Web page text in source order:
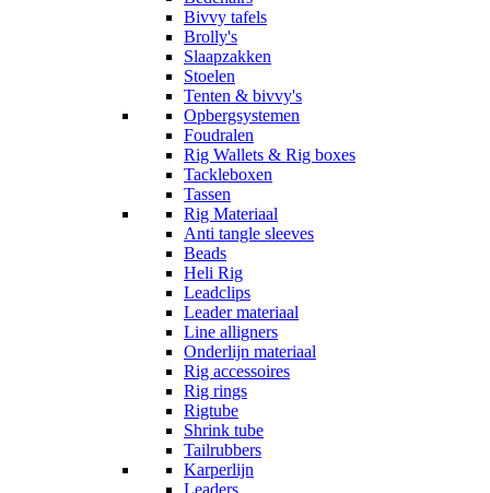
Bivvy tafels
Brolly's
Slaapzakken
Stoelen
Tenten & bivvy's
Opbergsystemen
Foudralen
Rig Wallets & Rig boxes
Tackleboxen
Tassen
Rig Materiaal
Anti tangle sleeves
Beads
Heli Rig
Leadclips
Leader materiaal
Line alligners
Onderlijn materiaal
Rig accessoires
Rig rings
Rigtube
Shrink tube
Tailrubbers
Karperlijn
Leaders